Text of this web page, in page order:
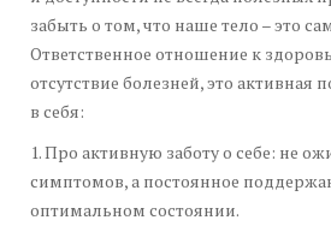
забыть о том, что наше тело – это
Ответственное отношение к
отсутствие болезней, это
в себя:
1. Про активную заботу о себе: не
симптомов, а постоянное
оптимальном состоянии.